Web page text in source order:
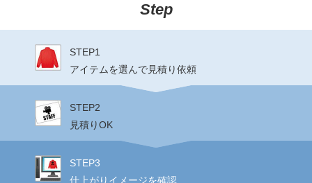
Step
STEP1
アイテムを選んで見積り依頼
STEP2
見積りOK
STEP3
仕上がりイメージを確認